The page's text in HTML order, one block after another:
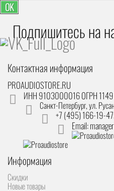
OK
Подпишитесь на
Контактная информация
PROAUDIOSTORE.RU
ИНН 9103000016 ОГРН
Санкт-Петербург,ул.
+7 (495) 166-19-
Email:
Информация
Скидки
Новые товары